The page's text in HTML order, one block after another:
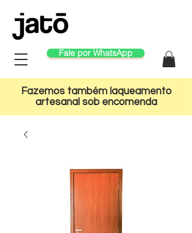
Fale por WhatsApp
Fazemos também laqueamento
artesanal sob encomenda